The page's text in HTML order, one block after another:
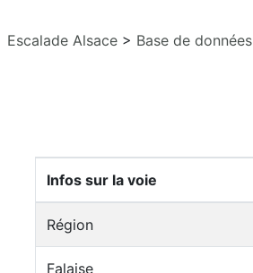
Escalade Alsace > Base de données
Infos sur la voie
Région
Falaise